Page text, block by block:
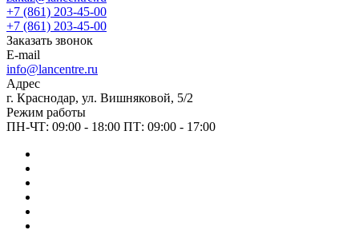
+7 (861) 203-45-00
+7 (861) 203-45-00
Заказать звонок
E-mail
info@lancentre.ru
Адрес
г. Краснодар, ул. Вишняковой, 5/2
Режим работы
ПН-ЧТ: 09:00 - 18:00 ПТ: 09:00 - 17:00